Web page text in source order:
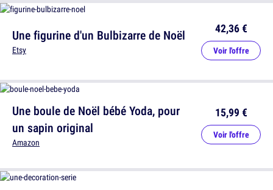
Une figurine d'un Bulbizarre de Noël
Etsy
42,36 €
Voir l'offre
Une boule de Noël bébé Yoda, pour
un sapin original
Amazon
15,99 €
Voir l'offre